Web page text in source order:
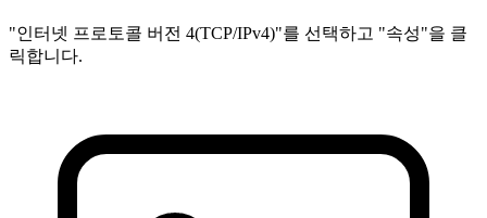
"인터넷 프로토콜 버전 4(TCP/IPv4)"를 선택하고 "속성"을 클
릭합니다.